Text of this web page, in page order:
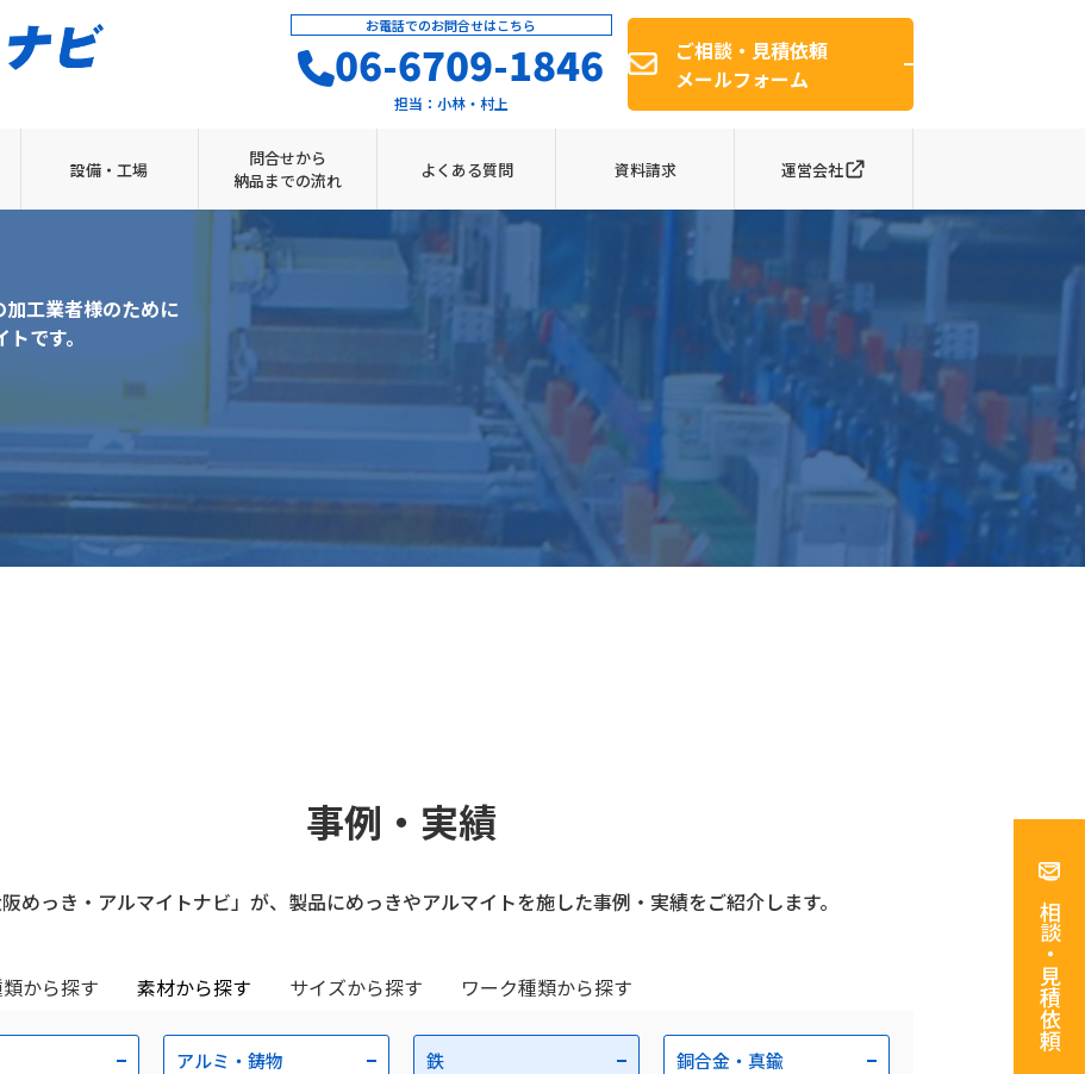
お電話でのお問合せはこちら
06-6709-1846
担当： 小林・村上
ご相談・見積依頼
メールフォーム
設備・工場
問合せから
納品までの流れ
よくある質問 資料請求 運営会社
加工業者様のために
です。
事例・実績
阪めっき・アルマイトナビ」が、製品にめっきやアルマイトを施した事例・実績をご紹介します。
から探す 素材から探す サイズから探す ワーク種類から探す
アルミ・鋳物 鉄 銅合金・真鍮
ご相談・見積依頼